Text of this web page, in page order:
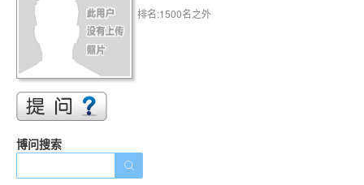
排名:1500名之外
博问搜索